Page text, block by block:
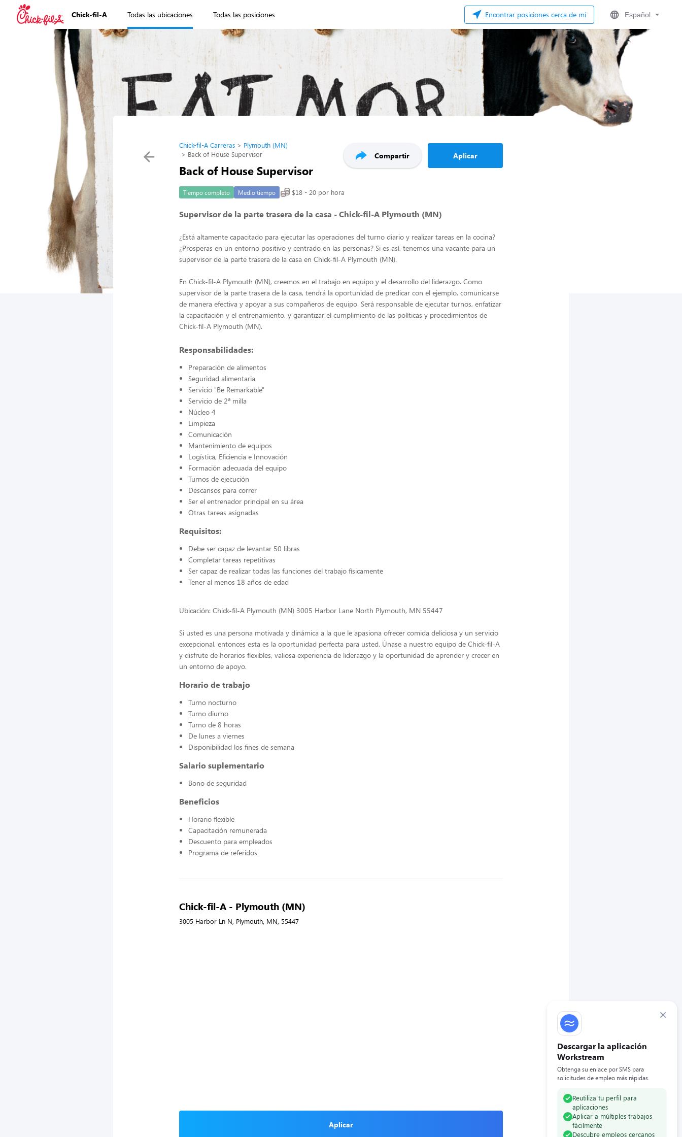
Chick-fil-A Todas las ubicaciones Todas las posiciones Encontrar posiciones cerca de mí Español
×
Descargar la aplicación
Workstream
Obtenga su enlace por SMS para
solicitudes de empleo más rápidas.
Reutiliza tu perfil para
aplicaciones
Aplicar a múltiples trabajos
fácilmente
Descubre empleos cercanos
Chick-fil-A Carreras
Plymouth (MN)
Back of House Supervisor
Back of House Supervisor
Compartir Aplicar
Tiempo completo Medio tiempo $18 - 20 por hora
Supervisor de la parte trasera de la casa - Chick-fil-A Plymouth (MN)
¿Está altamente capacitado para ejecutar las operaciones del turno diario y realizar tareas en la cocina?
¿Prosperas en un entorno positivo y centrado en las personas? Si es así, tenemos una vacante para un
supervisor de la parte trasera de la casa en Chick-fil-A Plymouth (MN).
En Chick-fil-A Plymouth (MN), creemos en el trabajo en equipo y el desarrollo del liderazgo. Como
supervisor de la parte trasera de la casa, tendrá la oportunidad de predicar con el ejemplo, comunicarse
de manera efectiva y apoyar a sus compañeros de equipo. Será responsable de ejecutar turnos, enfatizar
la capacitación y el entrenamiento, y garantizar el cumplimiento de las políticas y procedimientos de
Chick-fil-A Plymouth (MN).
Responsabilidades:
Preparación de alimentos
Seguridad alimentaria
Servicio "Be Remarkable"
Servicio de 2ª milla
Núcleo 4
Limpieza
Comunicación
Mantenimiento de equipos
Logística, Eficiencia e Innovación
Formación adecuada del equipo
Turnos de ejecución
Descansos para correr
Ser el entrenador principal en su área
Otras tareas asignadas
Requisitos:
Debe ser capaz de levantar 50 libras
Completar tareas repetitivas
Ser capaz de realizar todas las funciones del trabajo físicamente
Tener al menos 18 años de edad
Ubicación: Chick-fil-A Plymouth (MN) 3005 Harbor Lane North Plymouth, MN 55447
Si usted es una persona motivada y dinámica a la que le apasiona ofrecer comida deliciosa y un servicio
excepcional, entonces esta es la oportunidad perfecta para usted. Únase a nuestro equipo de Chick-fil-A
y disfrute de horarios flexibles, valiosa experiencia de liderazgo y la oportunidad de aprender y crecer en
un entorno de apoyo.
Horario de trabajo
Turno nocturno
Turno diurno
Turno de 8 horas
De lunes a viernes
Disponibilidad los fines de semana
Salario suplementario
Bono de seguridad
Beneficios
Horario flexible
Capacitación remunerada
Descuento para empleados
Programa de referidos
Chick-fil-A - Plymouth (MN)
3005 Harbor Ln N, Plymouth, MN, 55447
Aplicar